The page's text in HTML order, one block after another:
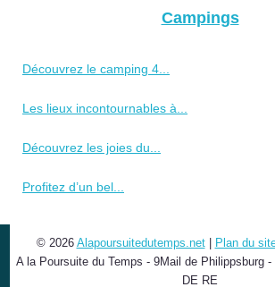
Campings
Découvrez le camping 4...
Les lieux incontournables à...
Découvrez les joies du...
Profitez d’un bel...
© 2026 Alapoursuitedutemps.net| Plan du
A la Poursuite du Temps - 9Mail de Philippsburg
DE RE